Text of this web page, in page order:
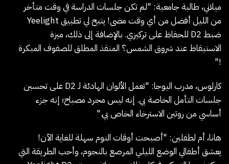
ميلاني، طالبة جامعية: "لم تكن جلسات الدراسة في وقت متأخر
من الليل أفضل من أي وقت مضى! يتيح لي تطبيق Yeelight
ضبط D2 للحفاظ على تركيزي. بالإضافة إلى ذلك، ميزة
الاستيقاظ عند شروق الشمس؟ المنقذ المطلق للصفوف المبكرة
كارلوس، مدرب اليوجا
: "تعمل الألوان الهادئة لـ D2 على تحسين
جلسات التأمل الخاصة بي. إنه ليس مجرد مصباح؛ إنه جزء
أساسي من روتين الاسترخاء الخاص بي."
هانا، أم لطفلين: "أصبحت أوقات النوم سهلة للغاية الآن!
يعشق أطفالي الوضع الليلي المرصع بالنجوم، وأحب الطريقة التي